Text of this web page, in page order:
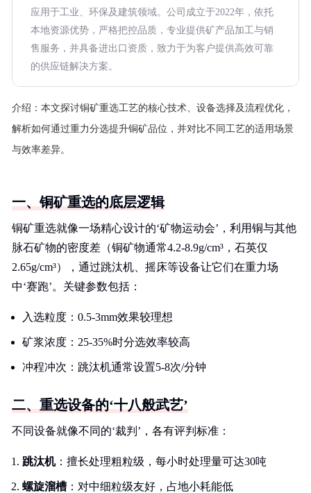
应用于工业、环保及建筑领域。公司成立于2022年，依托
本地资源优势，严格把控品质，专业提供矿产品加工与销
售服务，并具备进出口资质，致力于为客户提供高效可靠
的供应链解决方案。
介绍： 本文探讨铜矿重选工艺的核心技术、设备选择及流程优化，
解析如何通过重力分选提升铜矿品位，并对比不同工艺的适用场景
与效率差异。
一、铜矿重选的底层逻辑
铜矿重选就像一场精心设计的‘矿物运动会’，利用铜与其他
脉石矿物的密度差（铜矿物通常4.2-8.9g/cm³，石英仅
2.65g/cm³），通过跳汰机、摇床等设备让它们在重力场
中‘赛跑’。关键参数包括：
入选粒度：0.5-3mm效果较理想
矿浆浓度：25-35%时分选效率较高
冲程冲次：跳汰机通常设置5-8次/分钟
二、重选设备的‘十八般武艺’
不同设备就像不同的‘裁判’，各有评判标准：
跳汰机：擅长处理粗粒级，每小时处理量可达30吨
螺旋溜槽 ：对中细粒级友好，占地小耗能低